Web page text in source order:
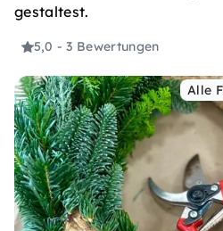
gestaltest.
5,0 - 3 Bewertungen
Alle